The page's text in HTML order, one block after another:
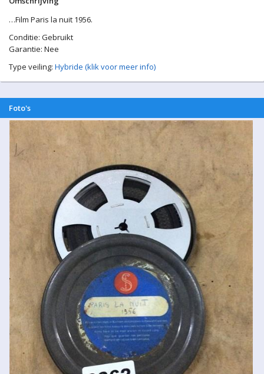
…Film Paris la nuit 1956.
Conditie: Gebruikt
Garantie: Nee
Type veiling: Hybride (klik voor meer info)
Foto's